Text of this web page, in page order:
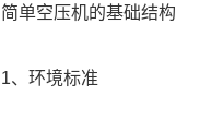
简单空压机的基础结构
1、环境标准